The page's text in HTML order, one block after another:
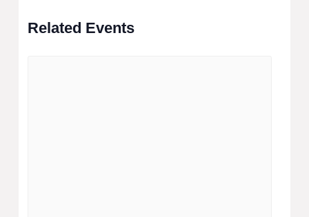
Related Events